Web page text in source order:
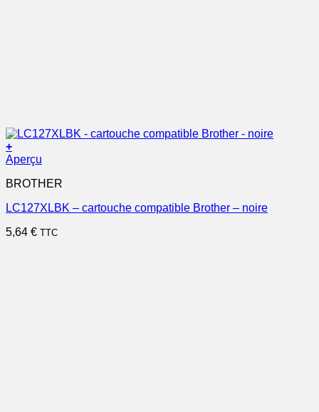
+
Aperçu
BROTHER
LC127XLBK – cartouche compatible Brother – noire
5,64 € TTC